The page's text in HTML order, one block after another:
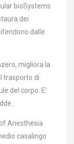
bioSystems
dei
dalle
migliora la
trasporto di
del corpo. E’
Anesthesia
casalingo